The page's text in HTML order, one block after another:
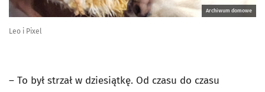
Archiwum domowe
Leo i Pixel
– To był strzał w dziesiątkę. Od czasu do czasu